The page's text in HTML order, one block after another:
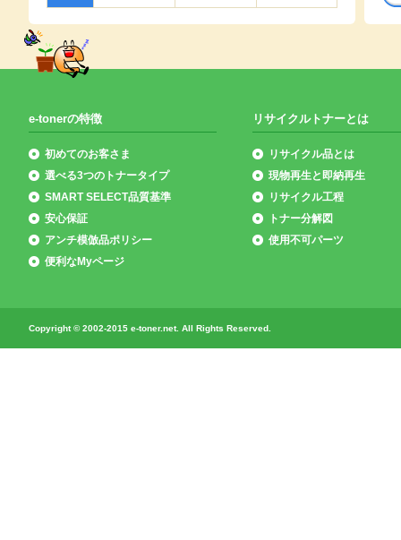
e-tonerの特徴
初めてのお客さま
選べる3つのトナータイプ
SMART SELECT品質基準
安心保証
アンチ模倣品ポリシー
便利なMyページ
リサイクルトナーとは
リサイクル品とは
現物再生と即納再生
リサイクル工程
トナー分解図
使用不可パーツ
Copyright © 2002-2015 e-toner.net. All Rights Reserved.